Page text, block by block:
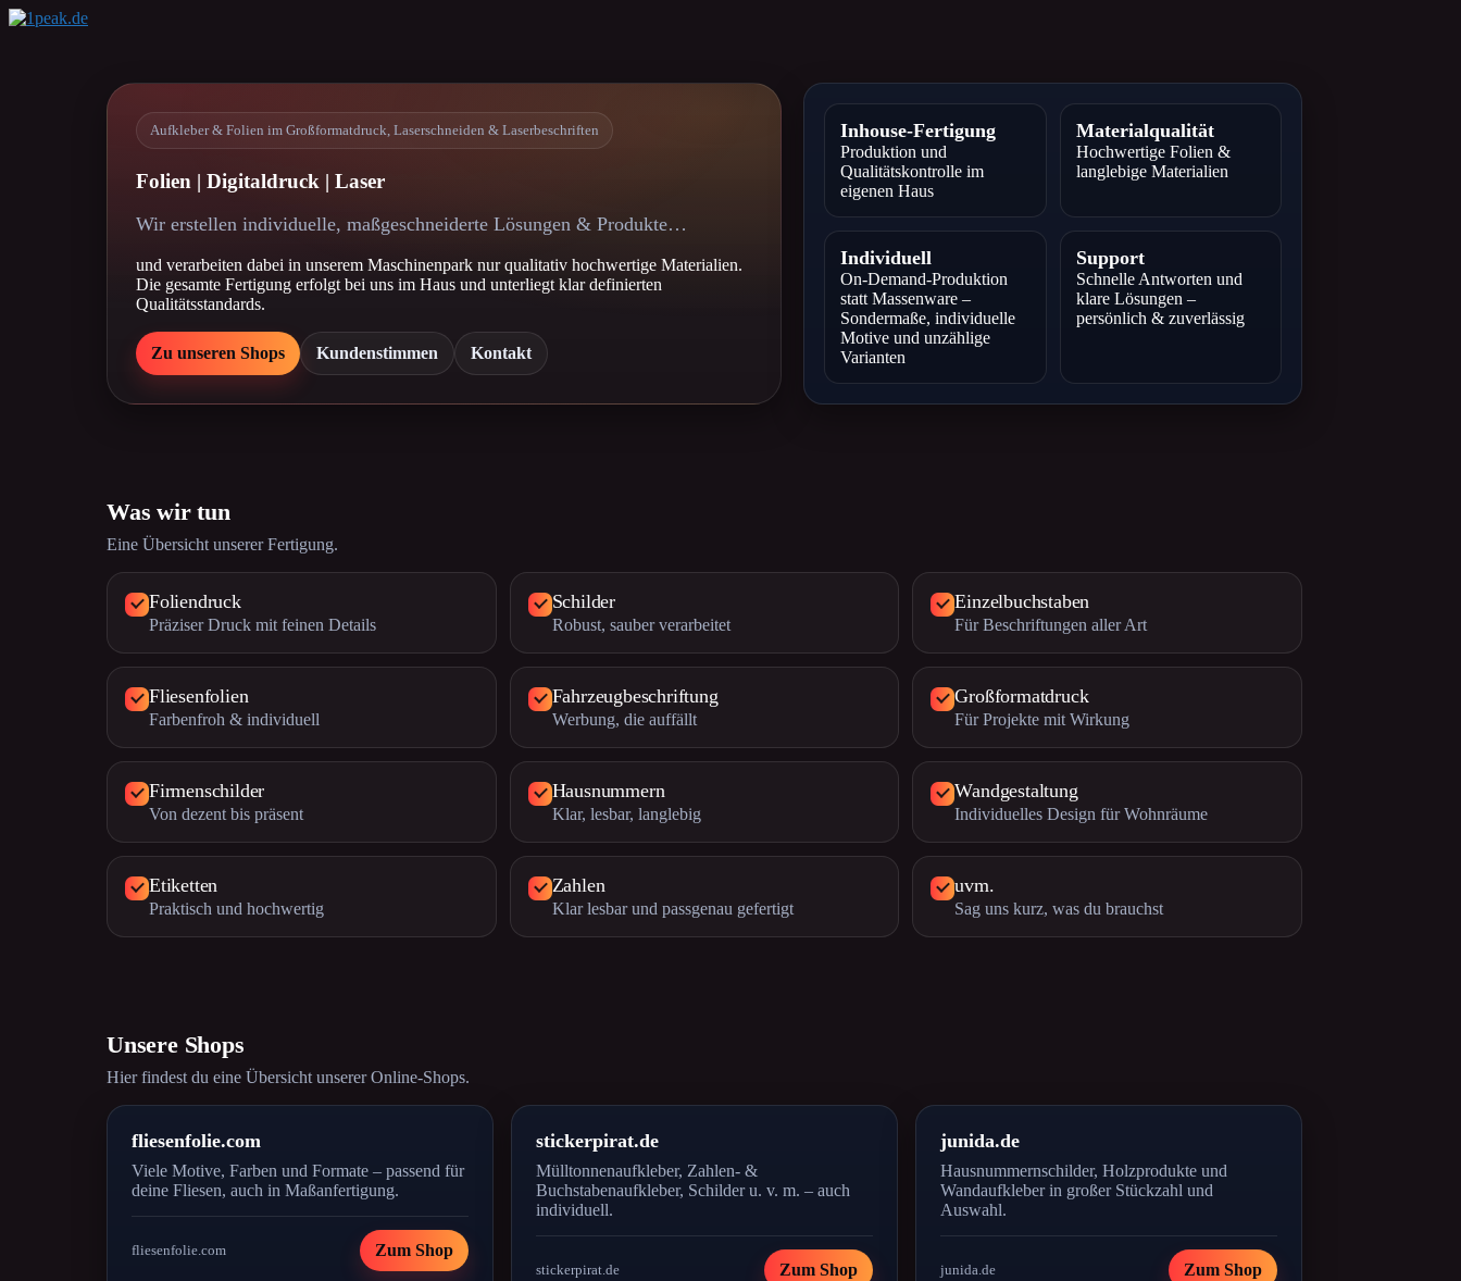
Zum
Aufkleber & Folien im Großformatdruck, Laserschneiden & Laserbeschriften
Folien | Digitaldruck | Laser
Wir erstellen individuelle, maßgeschneiderte Lösungen & Produkte…
und verarbeiten dabei in unserem Maschinenpark nur qualitativ hochwertige Materialien.
Die gesamte Fertigung erfolgt bei uns im Haus und unterliegt klar definierten
Qualitätsstandards.
Zu unseren Shops Kundenstimmen Kontakt
Inhouse-Fertigung
Produktion und
Qualitätskontrolle im
eigenen Haus
Materialqualität
Hochwertige Folien &
langlebige Materialien
Individuell
On-Demand-Produktion
statt Massenware –
Sondermaße, individuelle
Motive und unzählige
Varianten
Support
Schnelle Antworten und
klare Lösungen –
persönlich & zuverlässig
Was wir tun
Eine Übersicht unserer Fertigung.
Foliendruck
Präziser Druck mit feinen Details
Schilder
Robust, sauber verarbeitet
Einzelbuchstaben
Für Beschriftungen aller Art
Fliesenfolien
Farbenfroh & individuell
Fahrzeugbeschriftung
Werbung, die auffällt
Großformatdruck
Für Projekte mit Wirkung
Firmenschilder
Von dezent bis präsent
Hausnummern
Klar, lesbar, langlebig
Wandgestaltung
Individuelles Design für Wohnräume
Etiketten
Praktisch und hochwertig
Zahlen
Klar lesbar und passgenau gefertigt
uvm.
Sag uns kurz, was du brauchst
Unsere Shops
Hier findest du eine Übersicht unserer Online-Shops.
fliesenfolie.com
Viele Motive, Farben und Formate – passend für
deine Fliesen, auch in Maßanfertigung.
fliesenfolie.com Zum Shop
stickerpirat.de
Mülltonnenaufkleber, Zahlen- &
Buchstabenaufkleber, Schilder u. v. m. – auch
individuell.
stickerpirat.de Zum Shop
junida.de
Hausnummernschilder, Holzprodukte und
Wandaufkleber in großer Stückzahl und
Auswahl.
junida.de Zum Shop